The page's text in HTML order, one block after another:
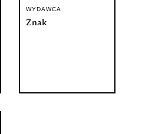
WYDAWCA
Znak